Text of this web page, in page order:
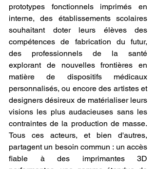
prototypes fonctionnels imprimés en
interne, des établissements scolaires
souhaitant doter leurs élèves des
compétences de fabrication du futur,
des professionnels de la santé
explorant de nouvelles frontières en
matière de dispositifs médicaux
personnalisés, ou encore des artistes et
designers désireux de matérialiser leurs
visions les plus audacieuses sans les
contraintes de la production de masse.
Tous ces acteurs, et bien d'autres,
partagent un besoin commun : un accès
fiable à des imprimantes 3D